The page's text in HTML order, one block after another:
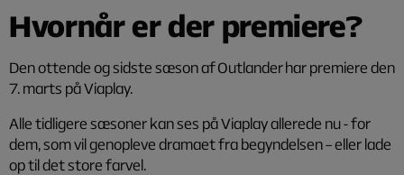
Hvornår er der premiere?
Den ottende og sidste sæson af Outlander har premiere den
7. marts på Viaplay.
Alle tidligere sæsoner kan ses på Viaplay allerede nu - for
dem, som vil genopleve dramaet fra begyndelsen – eller lade
op til det store farvel.